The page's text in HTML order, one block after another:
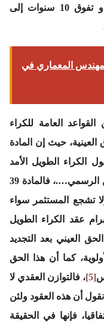
يؤدي تجديد عقد الكراء لمدة تساوي أو تفوق 10 سنوات إلى
المعماري في
العامة للكراء
حيث إن المادة
الكراء الطويل الأمد
للعقارات للمستأجر حقا عينيا قابلا للرهن الرسمي….، فالمادة 39
تشجع المستثمر سواء
عقد الكراء الطويل
العيني بعد التجديد
كما أن هذا الحق
[5]
، فالتوازن العقدي لا
أن هذه العقود ولئن
فإنها في الحقيقة